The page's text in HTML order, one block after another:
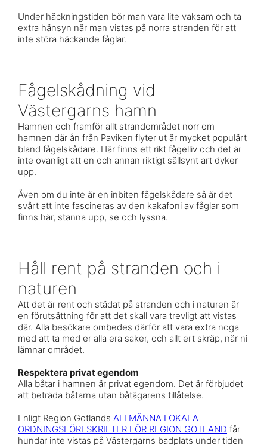
Under häckningstiden bör man vara lite vaksam och ta
extra hänsyn när man vistas på norra stranden för att
inte störa häckande fåglar.
Fågelskådning vid
Västergarns hamn
Hamnen och framför allt strandområdet norr om
hamnen där ån från Paviken flyter ut är mycket populärt
bland fågelskådare. Här finns ett rikt fågelliv och det är
inte ovanligt att en och annan riktigt sällsynt art dyker
upp.
Även om du inte är en inbiten fågelskådare så är det
svårt att inte fascineras av den kakafoni av fåglar som
finns här, stanna upp, se och lyssna.
Håll rent på stranden och i
naturen
Att det är rent och städat på stranden och i naturen är
en förutsättning för att det skall vara trevligt att vistas
där. Alla besökare ombedes därför att vara extra noga
med att ta med er alla era saker, och allt ert skräp, när ni
lämnar området.
Respektera privat egendom
Alla båtar i hamnen är privat egendom. Det är förbjudet
att beträda båtarna utan båtägarens tillåtelse.
Enligt Region Gotlands ALLMÄNNA LOKALA
ORDNINGSFÖRESKRIFTER FÖR REGION GOTLAND får
hundar inte vistas på Västergarns badplats under tiden